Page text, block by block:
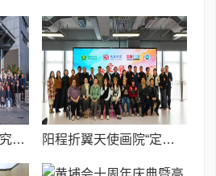
杭州浙里宠物经济研究院正式成立 引领宠物经济新风向,赋能产业数字化与文明养宠 阳程折翼天使画院“定岗优培”成果展在深成功举行